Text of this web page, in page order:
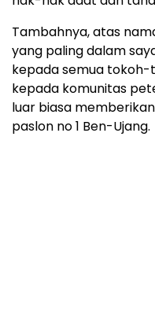
Tambahnya, atas
yang paling dalam
kepada semua
kepada komunitas
luar biasa
paslon no 1 Ben-Ujang.